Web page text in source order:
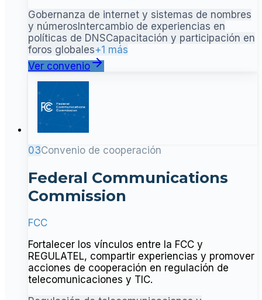
Gobernanza de internet y sistemas de nombres
y númerosIntercambio de experiencias en
políticas de DNSCapacitación y participación en
foros globales+1 más
Ver convenio
03Convenio de cooperación
Federal Communications
Commission
FCC
Fortalecer los vínculos entre la FCC y
REGULATEL, compartir experiencias y promover
acciones de cooperación en regulación de
telecomunicaciones y TIC.